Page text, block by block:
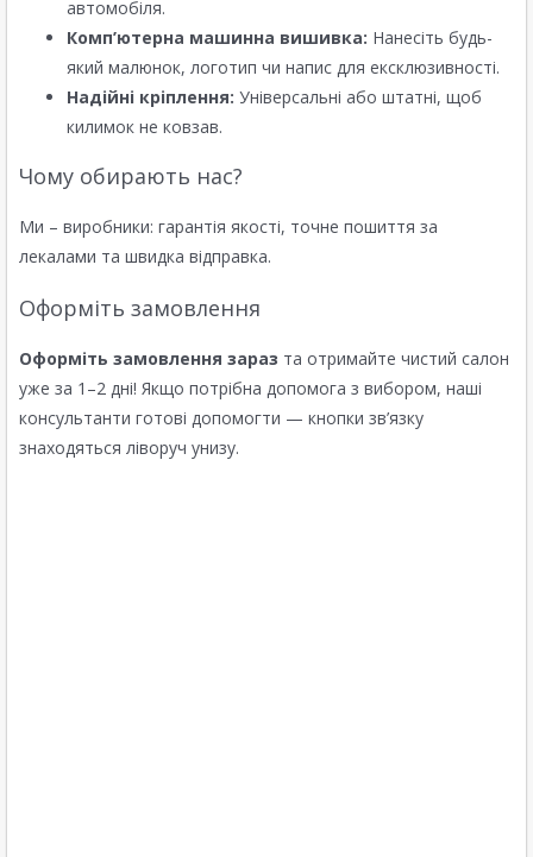
автомобіля.
Комп’ютерна машинна вишивка: Нанесіть будь-
який малюнок, логотип чи напис для ексклюзивності.
Надійні кріплення: Універсальні або штатні, щоб
килимок не ковзав.
Чому обирають нас?
Ми – виробники: гарантія якості, точне пошиття за
лекалами та швидка відправка.
Оформіть замовлення
Оформіть замовлення зараз та отримайте чистий салон
уже за 1–2 дні! Якщо потрібна допомога з вибором, наші
консультанти готові допомогти — кнопки зв’язку
знаходяться ліворуч унизу.